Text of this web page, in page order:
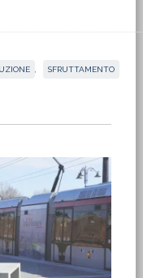
SFRUTTAMENTO